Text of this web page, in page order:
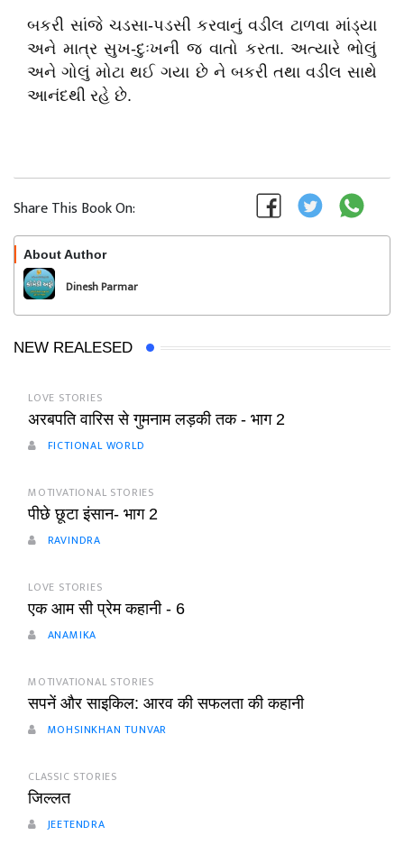
બકરી સાંજે ચડસા-પડસી કરવાનું વડીલ ટાળવા માંડ્યા
અને માત્ર સુખ-દુઃખની જ વાતો કરતા. અત્યારે ભોલું
અને ગોલું મોટા થઈ ગયા છે ને બકરી તથા વડીલ સાથે
આનંદથી રહે છે.
Share This Book On:
About Author
Dinesh Parmar
NEW REALESED
LOVE STORIES
अरबपति वारिस से गुमनाम लड़की तक - भाग 2
FICTIONAL WORLD
MOTIVATIONAL STORIES
पीछे छूटा इंसान- भाग 2
RAVINDRA
LOVE STORIES
एक आम सी प्रेम कहानी - 6
ANAMIKA
MOTIVATIONAL STORIES
सपनें और साइकिल: आरव की सफलता की कहानी
MOHSINKHAN TUNVAR
CLASSIC STORIES
जिल्लत
JEETENDRA